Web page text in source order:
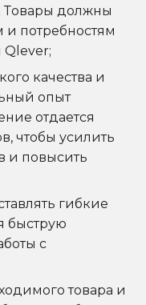
Товары должны
и потребностям
Qlever;
качества и
опыт
отдается
чтобы усилить
и повысить
гибкие
быструю
с
товара и